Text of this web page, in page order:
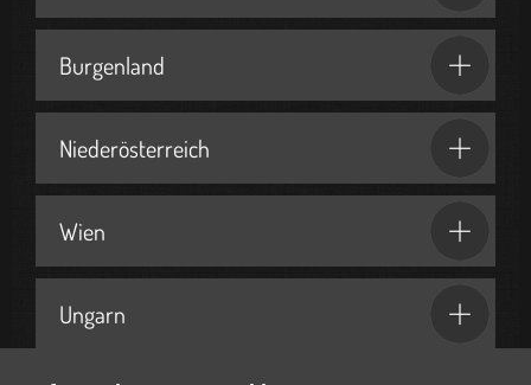
Burgenland
Niederösterreich
Wien
Ungarn